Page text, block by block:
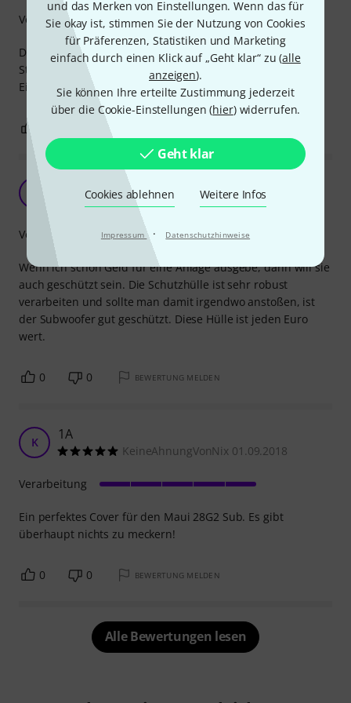
und das Merken von Einstellungen. Wenn das für
Sie okay ist, stimmen Sie der Nutzung von Cookies
für Präferenzen, Statistiken und Marketing
einfach durch einen Klick auf „Geht klar“ zu (alle
anzeigen).
Sie können Ihre erteilte Zustimmung jederzeit
über die Cookie-Einstellungen (hier) widerrufen.
Geht klar
Cookies ablehnen Weitere Infos
Impressum · Datenschutzhinweise
Die Hülle ist super für das Geld. Die Tasche für das
Stromkabel ist praktisch und die Verarbeitung ist top.
Eigentlich ein Muss bei mobilen Einsätzen.
Verarbeitung
Absolut zu empfehlen
walter_52 26.11.2020
Wenn ich schon Geld für eine Anlage ausgebe, dann will sie
auch geschützt sein. Die Schutzhülle ist sehr robust
verarbeiten und sollte man damit irgendwo anstoßen, ist
der Subwoofer gut geschützt. Diese Hülle ist jeden Euro
wert.
Verarbeitung
0 0 BEWERTUNG MELDEN
K 1A
KeineAhnungVonNix 01.09.2018
Ein perfektes Cover für den Maui 28G2 Sub. Es gibt
überhaupt nichts zu meckern!
Verarbeitung
0 0 BEWERTUNG MELDEN
Alle Bewertungen lesen